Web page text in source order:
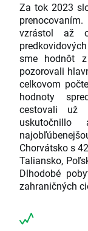
Za tok 2023
vzrástol až
sme hodnôt
pozorovali
celkovom
hodnoty
cestovali už
Chorvátsko s
Taliansko,
Dlhodobé
zahraničných